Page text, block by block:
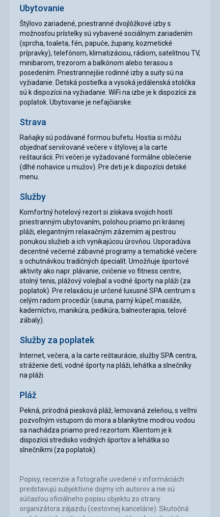
Ubytovanie
Štýlovo zariadené, priestranné dvojlôžkové izby s
možnosťou prístelky sú vybavené sociálnym zariadením
(sprcha, toaleta, fén, papuče, župany, kozmetické
prípravky), telefónom, klimatizáciou, rádiom, satelitnou TV,
minibarom, trezorom a balkónom alebo terasou s
posedením. Priestrannejšie rodinné izby a suity sú na
vyžiadanie. Detská postieľka a vysoká jedálenská stolička
sú k dispozícii na vyžiadanie. WiFi na izbe je k dispozícii za
poplatok. Ubytovanie je nefajčiarske.
Strava
Raňajky sú podávané formou bufetu. Hostia si môžu
objednať servírované večere v štýlovej a la carte
reštaurácii. Pri večeri je vyžadované formálne oblečenie
(dlhé nohavice u mužov). Pre deti je k dispozícii detské
menu.
Služby
Komfortný hotelový rezort si získava svojich hostí
priestranným ubytovaním, polohou priamo pri krásnej
pláži, elegantným relaxačným zázemím aj pestrou
ponukou služieb a ich vynikajúcou úrovňou. Usporadúva
decentné večerné zábavné programy a tematické večere
s ochutnávkou tradičných špecialít. Umožňuje športové
aktivity ako napr. plávanie, cvičenie vo fitness centre,
stolný tenis, plážový volejbal a vodné športy na pláži (za
poplatok). Pre relaxáciu je určené luxusné SPA centrum s
celým radom procedúr (sauna, parný kúpeľ, masáže,
kaderníctvo, manikúra, pedikúra, balneoterapia, telové
zábaly).
Služby za poplatek
Internet, večera, a la carte reštaurácie, služby SPA centra,
stráženie detí, vodné športy na pláži, lehátka a slnečníky
na pláži.
Pláž
Pekná, prírodná piesková pláž, lemovaná zeleňou, s veľmi
pozvoľným vstupom do mora a blankytne modrou vodou
sa nachádza priamo pred rezortom. Klientom je k
dispozícii stredisko vodných športov a lehátka so
slnečníkmi (za poplatok).
Popisy, recenzie a fotografie uvedené v informáciách
predstavujú subjektívne dojmy ich autorov a nie sú
súčasťou oficiálneho popisu objektu zo strany
organizátora zájazdu (cestovnej kancelárie). Skutočná